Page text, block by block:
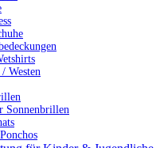
Westen
Sonnenbrillen